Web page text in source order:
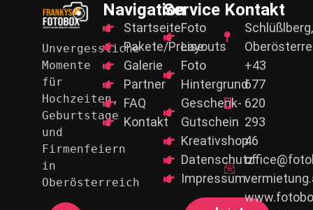
Unvergessliche
Momente
für
Hochzeiten,
Geburtstage
und
Firmenfeiern
in
Oberösterreich
Navigation
Startseite
Pakete/Preise
Galerie
Partner
FAQ
Kontakt
Service
Foto
Layouts
Foto
Hintergrund
Geschenk-
Gutschein
Kreativshop
Datenschutz
Impressum
Kontakt
Schlüßlberg,
+43
677
620
293
46